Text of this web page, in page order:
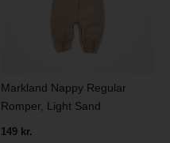
Markland Nappy Regular
Romper, Light Sand
149 kr.